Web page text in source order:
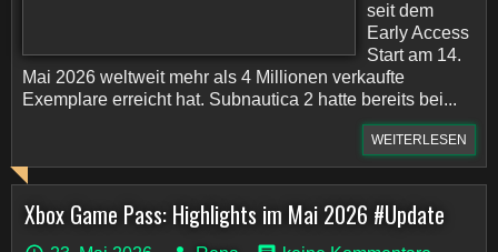
seit dem
Early Access
Start am 14.
Mai 2026 weltweit mehr als 4 Millionen verkaufte
Exemplare erreicht hat. Subnautica 2 hatte bereits bei...
WEITERLESEN
Xbox Game Pass: Highlights im Mai 2026 #Update